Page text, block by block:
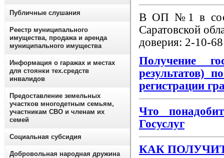
В ОП №1 в
Саратовской
доверия: 2-10-68
Получение
результатов)
регистрации
Что
Госуслуг
КАК
Публичные слушания
Реестр муниципального
имущества, продажа и аренда
муниципального имущества
Информация о гаражах и местах
для стоянки тех.средств
инвалидов
Предоставление земельных
участков многодетным семьям,
участникам СВО и членам их
семей
Социальная субсидия
Добровольная народная дружина